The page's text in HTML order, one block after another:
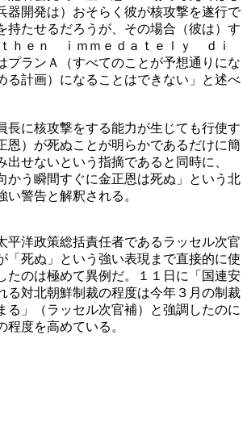
器開発は）おそらく彼が核攻撃を遂行で
持たせるだろうが、その場合（彼は）す
ｈｅｎ ｉｍｍｅｄａｔｅｌｙ ｄｉ
プランＡ（すべてのことが予想通りにな
る計画）になることはできない」と述べ
長に核攻撃をする能力が生じても行使す
恩）が死ぬことが明らかであるだけに簡
出せないという指摘であると同時に、
かう瞬間すぐに金正恩は死ぬ」という北
い警告と解釈される。
平洋政策総括責任者であるラッセル次官
「死ぬ」という強い表現まで直接的に使
たのは極めて異例だ。１１日に「国連安
る対北朝鮮制裁の程度は今年３月の制裁
る」（ラッセル次官補）と強調したのに
度を高めている。